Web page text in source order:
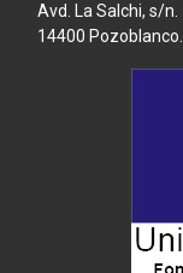
Avd. La Salchi, s/n.
14400 Pozoblanco.